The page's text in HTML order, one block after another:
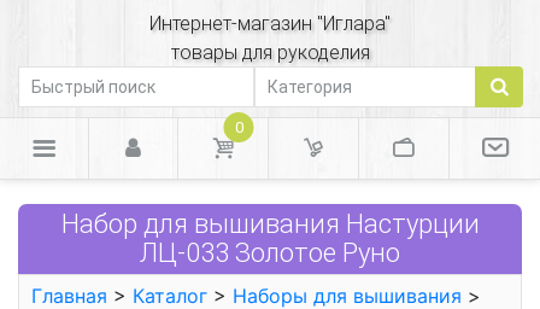
Интернет-магазин "Иглара"
товары для рукоделия
0
Набор для вышивания Настурции
ЛЦ-033 Золотое Руно
Главная > Каталог > Наборы для вышивания >